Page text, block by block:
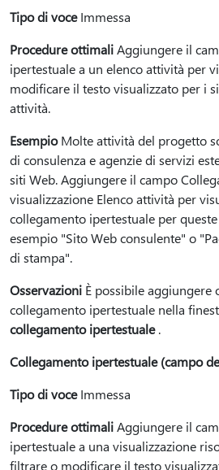
Tipo di voceImmessa
Procedure ottimaliAggiungere il
ipertestuale a un elenco attività per
modificare il testo visualizzato per i
attività.
EsempioMolte attività del progetto
di consulenza e agenzie di servizi
siti Web. Aggiungere il campo
visualizzazione Elenco attività per
collegamento ipertestuale per
esempio "Sito Web consulente" o
di stampa".
Osservazioni È possibile
collegamento ipertestuale nella
collegamento ipertestuale.
Collegamento ipertestuale (campo
Tipo di voceImmessa
Procedure ottimaliAggiungere il
ipertestuale a una visualizzazione
filtrare o modificare il testo